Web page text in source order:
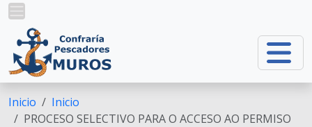
Ir o contido principal
Inicio
Inicio
PROCESO SELECTIVO PARA O ACCESO AO PERMISO